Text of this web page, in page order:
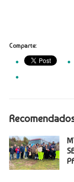
Comparte: